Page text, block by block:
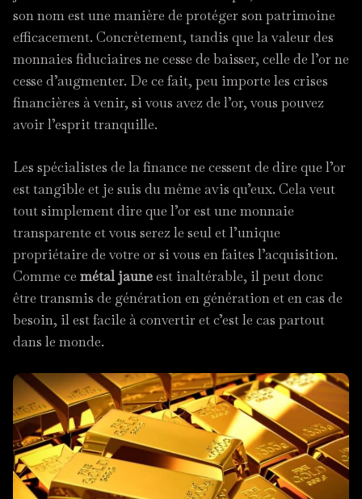
son nom est une manière de protéger son patrimoine
efficacement. Concrètement, tandis que la valeur des
monnaies fiduciaires ne cesse de baisser, celle de l’or ne
cesse d’augmenter. De ce fait, peu importe les crises
financières à venir, si vous avez de l’or, vous pouvez
avoir l’esprit tranquille.
Les spécialistes de la finance ne cessent de dire que l’or
est tangible et je suis du même avis qu’eux. Cela veut
tout simplement dire que l’or est une monnaie
transparente et vous serez le seul et l’unique
propriétaire de votre or si vous en faites l’acquisition.
Comme ce métal jauneest inaltérable, il peut donc
être transmis de génération en génération et en cas de
besoin, il est facile à convertir et c’est le cas partout
dans le monde.